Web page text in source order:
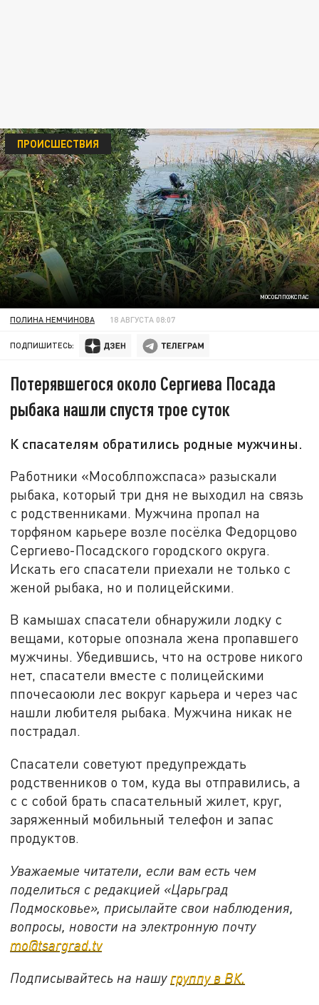
МОСОБЛПОЖСПАС
ПРОИСШЕСТВИЯ
ПОЛИНА НЕМЧИНОВА 18 АВГУСТА 08:07
ПОДПИШИТЕСЬ:
Потерявшегося около Сергиева Посада
рыбака нашли спустя трое суток
К спасателям обратились родные мужчины.
Работники «Мособлпожспаса» разыскали
рыбака, который три дня не выходил на связь
с родственниками. Мужчина пропал на
торфяном карьере возле посёлка Федорцово
Сергиево-Посадского городского округа.
Искать его спасатели приехали не только с
женой рыбака, но и полицейскими.
В камышах спасатели обнаружили лодку с
вещами, которые опознала жена пропавшего
мужчины. Убедившись, что на острове никого
нет, спасатели вместе с полицейскими
ппочесаоюли лес вокруг карьера и через час
нашли любителя рыбака. Мужчина никак не
пострадал.
Спасатели советуют предупреждать
родственников о том, куда вы отправились, а
с с собой брать спасательный жилет, круг,
заряженный мобильный телефон и запас
продуктов.
Уважаемые читатели, если вам есть чем
поделиться с редакцией «Царьград
Подмосковье», присылайте свои наблюдения,
вопросы, новости на электронную почту
mo@tsargrad.tv
Подписывайтесь на нашу группу в ВК.